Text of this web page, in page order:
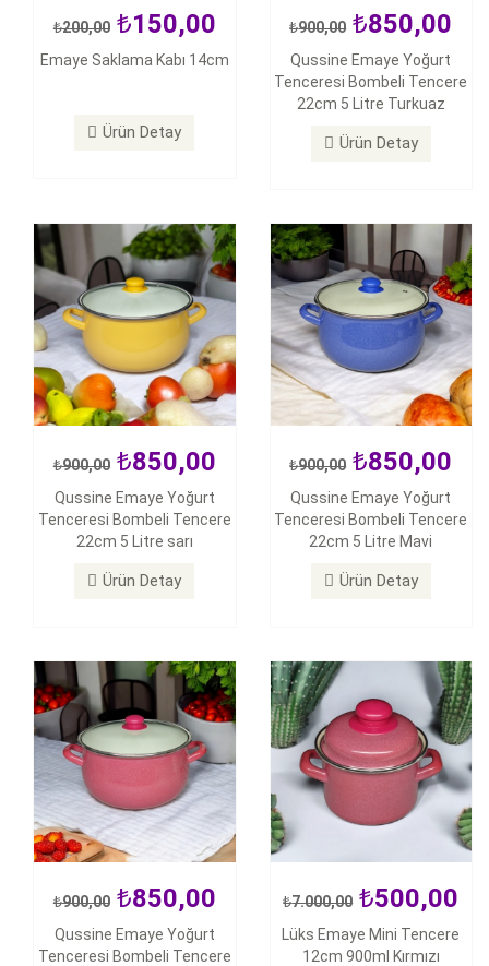
200,00 150,00
Emaye Saklama Kabı 14cm
Ürün Detay
900,00 850,00
Qussine Emaye Yoğurt
Tenceresi Bombeli Tencere
22cm 5 Litre Turkuaz
Ürün Detay
900,00 850,00
Qussine Emaye Yoğurt
Tenceresi Bombeli Tencere
22cm 5 Litre sarı
Ürün Detay
900,00 850,00
22cm 5 Litre sarı
900,00 850,00
Qussine Emaye Yoğurt
Tenceresi Bombeli Tencere
22cm 5 Litre Mavi
Ürün Detay
900,00 850,00
Qussine Emaye Yoğurt
22cm 5 Litre Mavi
900,00 850,00
Qussine Emaye Yoğurt
Tenceresi Bombeli Tencere
900,00 850,00
Qussine Emaye Yoğurt
22cm 5 Litre Kırmızı
7.000,00 500,00
Lüks Emaye Mini Tencere
12cm 900ml Kırmızı
7.000,00 500,00
Lüks Emaye Mini Tencere
7.000,00 500,00